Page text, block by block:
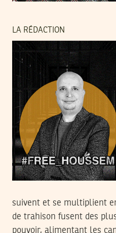
LA RÉDACTION
suivent et se multiplient
de trahison fusent des
pouvoir, alimentant les